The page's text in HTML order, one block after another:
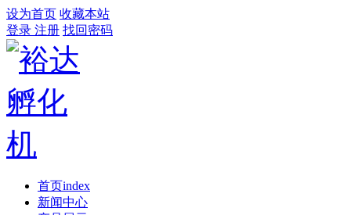
设为首页 收藏本站
登录 注册 找回密码
首页index
新闻中心